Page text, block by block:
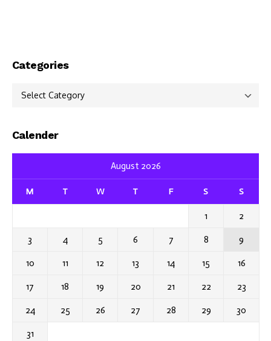
Categories
Calender
August 2026
M T W T F S S
1 2
3 4 5 6 7 8 9
10 11 12 13 14 15 16
17 18 19 20 21 22 23
24 25 26 27 28 29 30
31